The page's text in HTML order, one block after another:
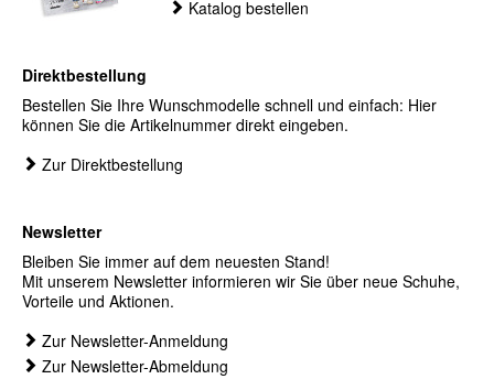
Katalog bestellen
Direktbestellung
Bestellen Sie Ihre Wunschmodelle schnell und einfach: Hier
können Sie die Artikelnummer direkt eingeben.
Zur Direktbestellung
Newsletter
Bleiben Sie immer auf dem neuesten Stand!
Mit unserem Newsletter informieren wir Sie über neue Schuhe,
Vorteile und Aktionen.
Zur Newsletter-Anmeldung
Zur Newsletter-Abmeldung